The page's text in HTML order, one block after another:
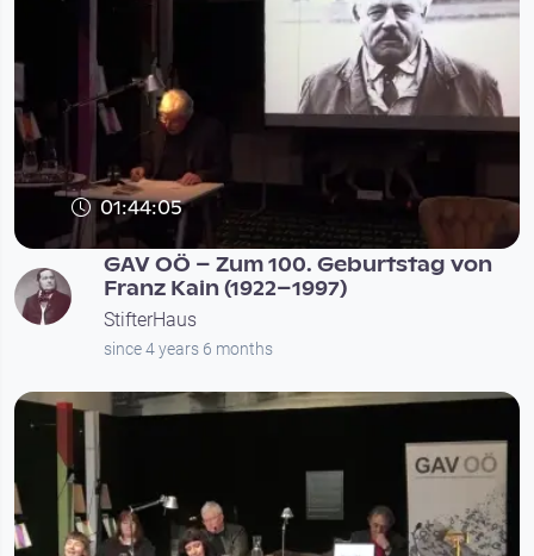
01:44:05
GAV OÖ – Zum 100. Geburtstag von
Franz Kain (1922–1997)
StifterHaus
since 4 years 6 months